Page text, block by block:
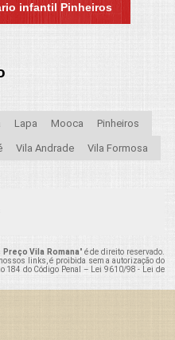
infantil Pinheiros
Lapa Mooca Pinheiros
Vila Andrade Vila Formosa
Vila Romana" é de direito reservado.
links, é proibida sem a autorização do
184 do Código Penal – Lei 9610/98 - Lei de